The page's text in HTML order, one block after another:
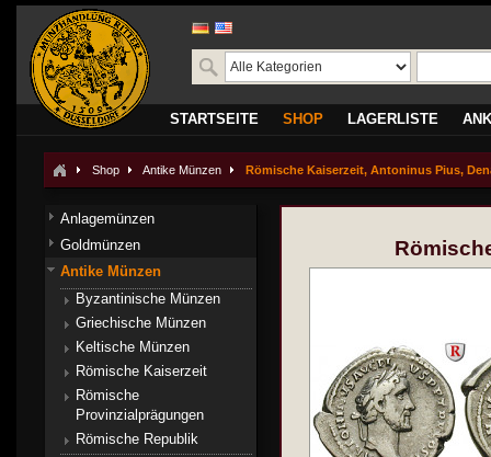
STARTSEITE SHOP LAGERLISTE
Shop Antike Münzen Römische Kaiserzeit, Antoninus Pius,
Anlagemünzen
Goldmünzen
Antike Münzen
Byzantinische Münzen
Griechische Münzen
Keltische Münzen
Römische Kaiserzeit
Römische
Provinzialprägungen
Römische Republik